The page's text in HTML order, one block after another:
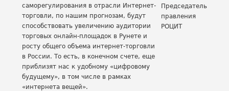
саморегулирования в отрасли Интернет-
торговли, по нашим прогнозам, будут
способствовать увеличению аудитории
торговых онлайн-площадок в Рунете и
росту общего объема интернет-торговли
в России. То есть, в конечном счете, еще
приблизят нас к удобному «цифровому
будущему», в том числе в рамках
«интернета вещей».
Председатель
правления
РОЦИТ